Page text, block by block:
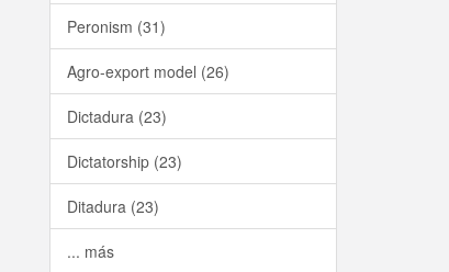
Peronism (31)
Agro-export model (26)
Dictadura (23)
Dictatorship (23)
Ditadura (23)
... más